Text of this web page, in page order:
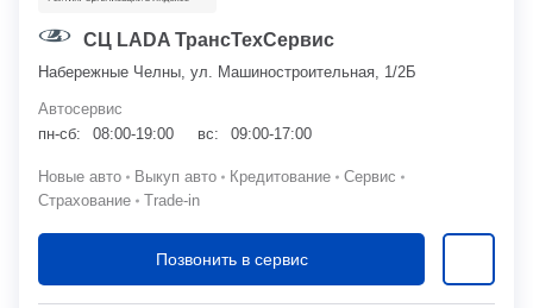
СЦ LADA ТрансТехСервис
Набережные Челны, ул. Машиностроительная, 1/2Б
Автосервис
пн-сб:
08:00-19:00 вс: 09:00-17:00
Новые авто Выкуп авто Кредитование
Сервис
Страхование
Trade-in
Позвонить в сервис